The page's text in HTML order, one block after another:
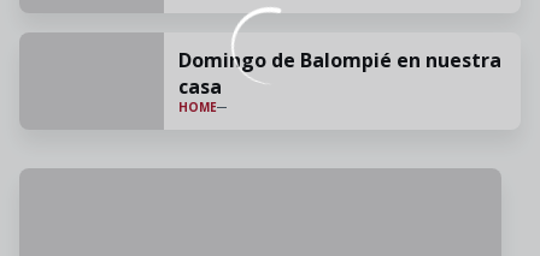
Domingo de Balompié en nuestra
casa
HOME